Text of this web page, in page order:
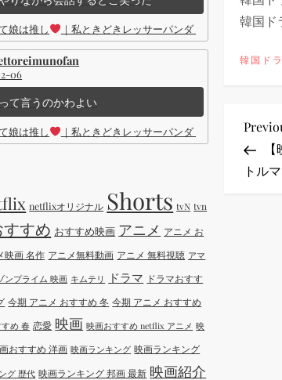
韓国ド
韓国ド
投
稿
Post
トル
娘は推し ｜私ときどきレッサーパンダ ｜Disney (ディズ
06
て言うのかわよい
娘は推し ｜私ときどきレッサーパンダ ｜Disney (ディズニ
netflixオリジナル Shorts tvN tvn
すすめ おすすめ映画 アニメ アニメ お
映画 名作 アニメ無料動画 アニメ 無料視聴 アマ
ンプライム 映画 キムテリ ドラマ ドラマおすす
今期 アニメ おすすめ 冬 今期 アニメ おすすめ
め 春 恋愛 映画 映画おすすめ netflix アニメ 映
おすすめ 洋画 映画ランキング 映画ランキング
グ 歴代 映画ランキング 邦画 最新 映画紹介